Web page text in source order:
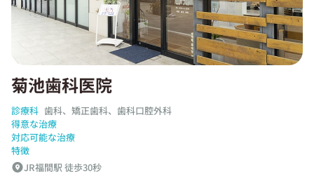
菊池歯科医院
診療科 歯科、矯正歯科、歯科口腔外科
得意な治療
対応可能な治療
特徴
JR福間駅 徒歩30秒